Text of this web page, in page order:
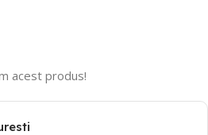
acest produs!